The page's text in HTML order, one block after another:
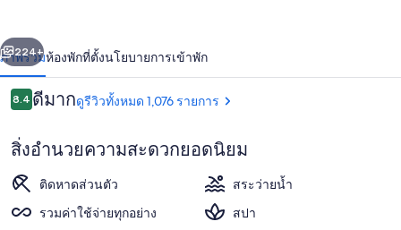
&
Spa
Inclusive
า
ถัดไป
224+
ภาพรวมห้องพักที่ตั้งนโยบายการเข้าพัก
รีวิว
8.48.4 จาก 10
ดีมากดูรีวิวทั้งหมด 1,076 รายการ
สิ่งอำนวยความสะดวกยอดนิยม
ติดหาดส่วนตัว
สระว่ายน้ำ
รวมค่าใช้จ่ายทุกอย่าง
สปา